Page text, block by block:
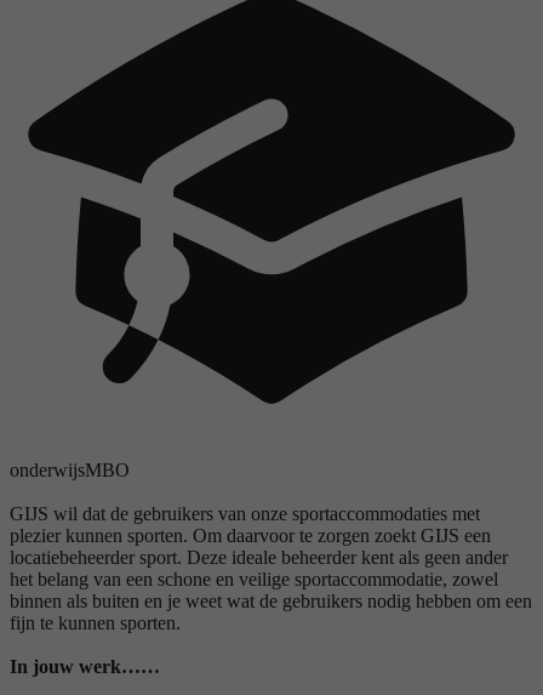
onderwijsMBO
GIJS wil dat de gebruikers van onze sportaccommodaties met
plezier kunnen sporten. Om daarvoor te zorgen zoekt GIJS een
locatiebeheerder sport. Deze ideale beheerder kent als geen ander
het belang van een schone en veilige sportaccommodatie, zowel
binnen als buiten en je weet wat de gebruikers nodig hebben om een
fijn te kunnen sporten.
In jouw werk……